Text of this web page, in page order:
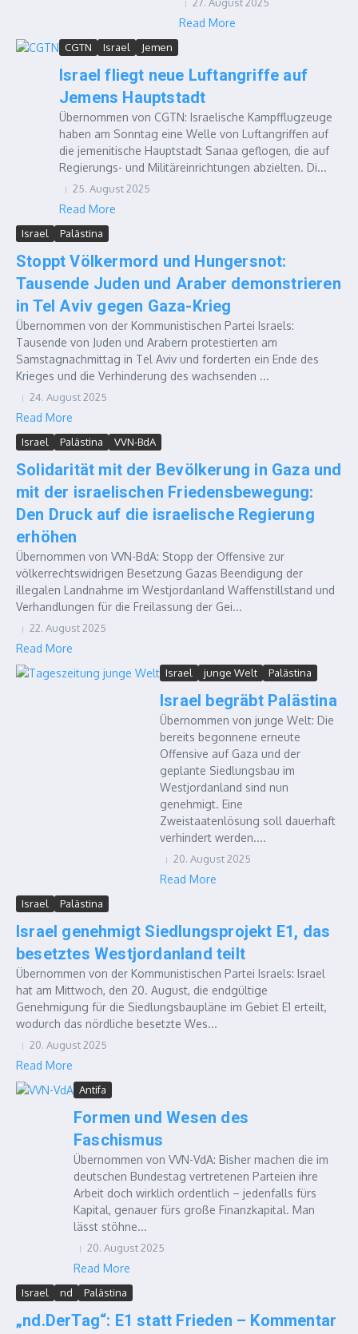
Read More
CGTN Israel Jemen
Israel fliegt neue Luftangriffe auf
Jemens Hauptstadt
Übernommen von CGTN: Israelische Kampfflugzeuge
haben am Sonntag eine Welle von Luftangriffen auf
die jemenitische Hauptstadt Sanaa geflogen, die auf
Regierungs- und Militäreinrichtungen abzielten. Di...
25. August 2025
Read More
Israel Palästina
Stoppt Völkermord und Hungersnot:
Tausende Juden und Araber demonstrieren
in Tel Aviv gegen Gaza-Krieg
Übernommen von der Kommunistischen Partei Israels:
Tausende von Juden und Arabern protestierten am
Samstagnachmittag in Tel Aviv und forderten ein Ende des
Krieges und die Verhinderung des wachsenden ...
24. August 2025
Read More
Israel Palästina VVN-BdA
Solidarität mit der Bevölkerung in Gaza und
mit der israelischen Friedensbewegung:
Den Druck auf die israelische Regierung
erhöhen
Übernommen von VVN-BdA: Stopp der Offensive zur
völkerrechtswidrigen Besetzung Gazas Beendigung der
illegalen Landnahme im Westjordanland Waffenstillstand und
Verhandlungen für die Freilassung der Gei...
22. August 2025
Read More
Israel junge Welt Palästina
Israel begräbt Palästina
Übernommen von junge Welt: Die
bereits begonnene erneute
Offensive auf Gaza und der
geplante Siedlungsbau im
Westjordanland sind nun
genehmigt. Eine
Zweistaatenlösung soll dauerhaft
verhindert werden....
20. August 2025
Read More
Israel Palästina
Israel genehmigt Siedlungsprojekt E1, das
besetztes Westjordanland teilt
Übernommen von der Kommunistischen Partei Israels: Israel
hat am Mittwoch, den 20. August, die endgültige
Genehmigung für die Siedlungsbaupläne im Gebiet E1 erteilt,
wodurch das nördliche besetzte Wes...
20. August 2025
Read More
Antifa
Formen und Wesen des
Faschismus
Übernommen von VVN-VdA: Bisher machen die im
deutschen Bundestag vertretenen Parteien ihre
Arbeit doch wirklich ordentlich – jedenfalls fürs
Kapital, genauer fürs große Finanzkapital. Man
lässt stöhne...
20. August 2025
Read More
Israel nd Palästina
„nd.DerTag“: E1 statt Frieden – Kommentar